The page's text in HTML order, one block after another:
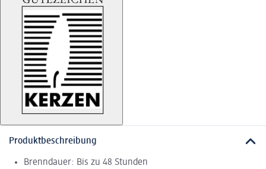
Produktbeschreibung
Brenndauer: Bis zu 48 Stunden